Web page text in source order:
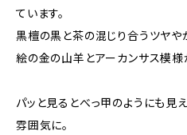
ています。
黒檀の黒と茶の混じり合うツヤや
絵の金の山羊とアーカンサス模様
パッと見るとべっ甲のようにも見
雰囲気に。